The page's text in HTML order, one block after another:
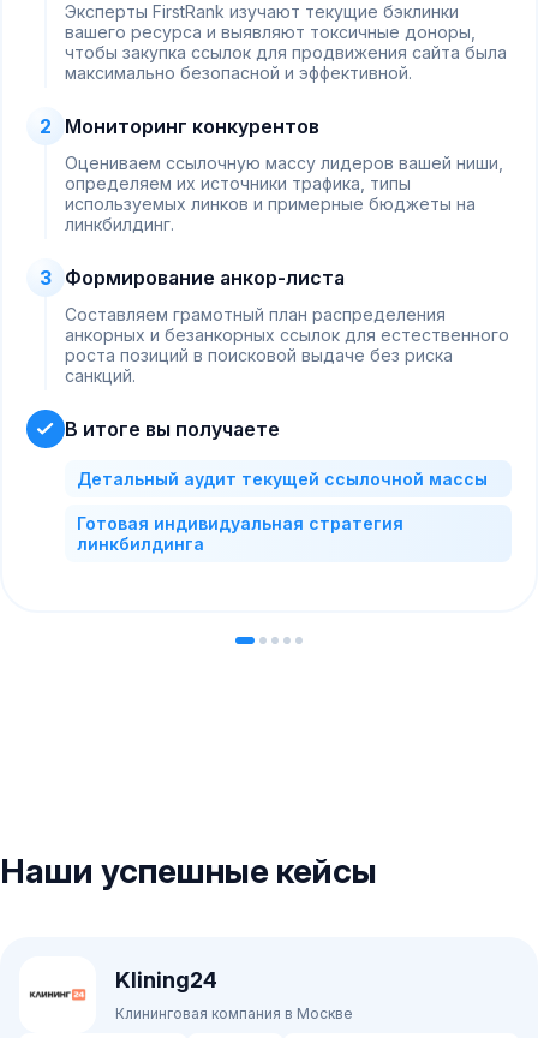
Эксперты FirstRank изучают текущие бэклинки
вашего ресурса и выявляют токсичные доноры,
чтобы закупка ссылок для продвижения сайта была
максимально безопасной и эффективной.
2 Мониторинг конкурентов
Оцениваем ссылочную массу лидеров вашей ниши,
определяем их источники трафика, типы
используемых линков и примерные бюджеты на
линкбилдинг.
3 Формирование анкор-листа
Составляем грамотный план распределения
анкорных и безанкорных ссылок для естественного
роста позиций в поисковой выдаче без риска
санкций.
В итоге вы получаете
Детальный аудит текущей ссылочной массы
Готовая индивидуальная стратегия
линкбилдинга
Наши успешные кейсы
Klining24
Клининговая компания в Москве